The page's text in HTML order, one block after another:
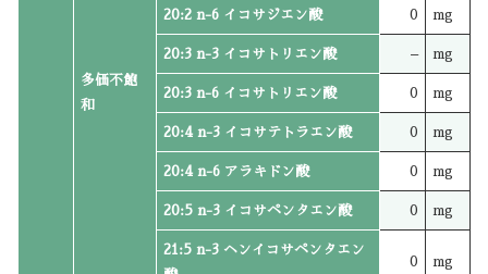
多価不飽
和
20:2 n-6 イコサジエン酸 0 mg
20:3 n-3 イコサトリエン酸 – mg
20:3 n-6 イコサトリエン酸 0 mg
20:4 n-3 イコサテトラエン酸 0 mg
20:4 n-6 アラキドン酸 0 mg
20:5 n-3 イコサペンタエン酸 0 mg
21:5 n-3 ヘンイコサペンタエン
0 mg